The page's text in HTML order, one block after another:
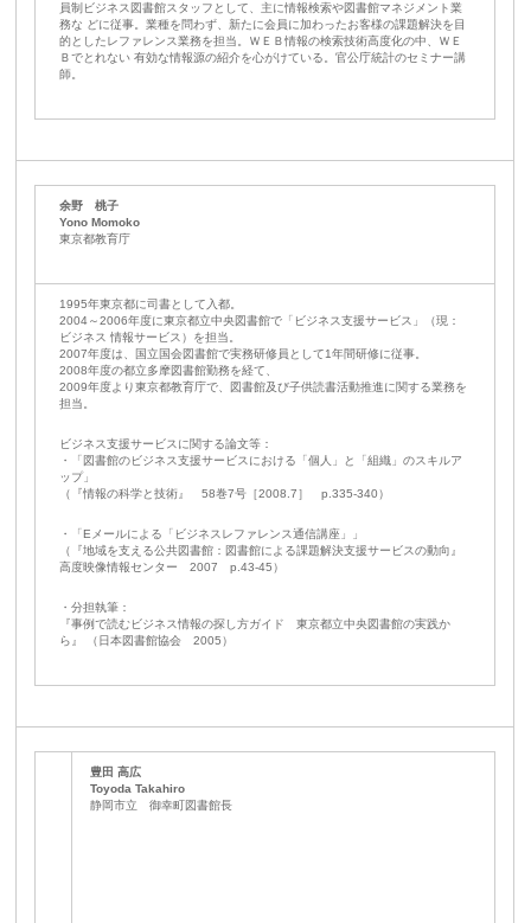
員制ビジネス図書館スタッフとして、主に情報検索や図書館マネジメント業
務な どに従事。業種を問わず、新たに会員に加わったお客様の課題解決を目
的としたレファレンス業務を担当。ＷＥＢ情報の検索技術高度化の中、ＷＥ
Ｂでとれない 有効な情報源の紹介を心がけている。官公庁統計のセミナー講
師。
余野 桃子
Yono Momoko
東京都教育庁
1995年東京都に司書として入都。
2004～2006年度に東京都立中央図書館で「ビジネス支援サービス」（現：
ビジネス 情報サービス）を担当。
2007年度は、国立国会図書館で実務研修員として1年間研修に従事。
2008年度の都立多摩図書館勤務を経て、
2009年度より東京都教育庁で、図書館及び子供読書活動推進に関する業務を
担当。
ビジネス支援サービスに関する論文等：
・「図書館のビジネス支援サービスにおける「個人」と「組織」のスキルア
ップ」
（『情報の科学と技術』 58巻7号［2008.7］ p.335-340）
・「Eメールによる「ビジネスレファレンス通信講座」」
（『地域を支える公共図書館：図書館による課題解決支援サービスの動向』
高度映像情報センター 2007 p.43-45）
・分担執筆：
『事例で読むビジネス情報の探し方ガイド 東京都立中央図書館の実践か
ら』 （日本図書館協会 2005）
豊田 高広
Toyoda Takahiro
静岡市立 御幸町図書館長